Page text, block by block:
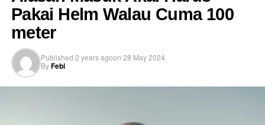
Pakai Helm Walau Cuma 100
meter
Published 2 years agoon 28 May 2024
ByFebi